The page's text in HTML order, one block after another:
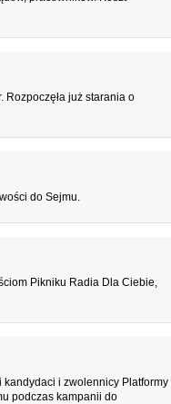
Rozpoczęła już starania o
do Sejmu.
Pikniku Radia Dla Ciebie,
kandydaci i zwolennicy Platformy
podczas kampanii do